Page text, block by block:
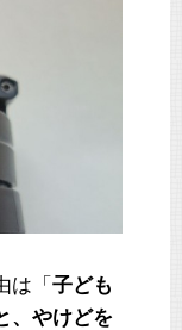
は「 子ども
、やけどを